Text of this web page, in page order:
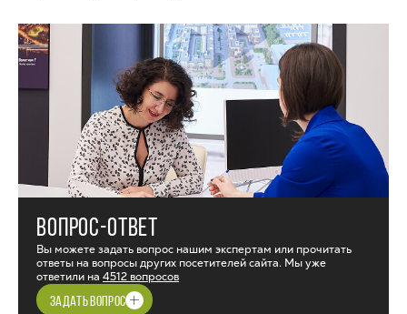
ВОПРОС-ОТВЕТ
Вы можете задать вопрос нашим экспертам или прочитать
ответы на вопросы других посетителей сайта. Мы уже
ответили на 4512 вопросов
ЗАДАТЬ ВОПРОС